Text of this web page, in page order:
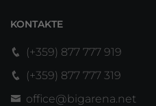
KONTAKTE
(+359) 877 777 919
(+359) 877 777 319
office@bigarena.net